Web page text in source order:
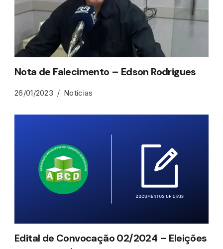
Nota de Falecimento – Edson Rodrigues
26/01/2023 Notícias
Edital de Convocação 02/2024 – Eleições